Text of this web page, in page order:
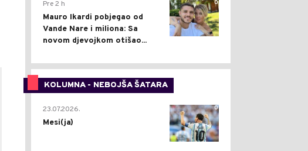
0
Pre 2 h
Mauro Ikardi pobjegao od
Vande Nare i miliona: Sa
novom djevojkom otišao...
KOLUMNA - NEBOJŠA ŠATARA
0
23.07.2026.
Mesi(ja)